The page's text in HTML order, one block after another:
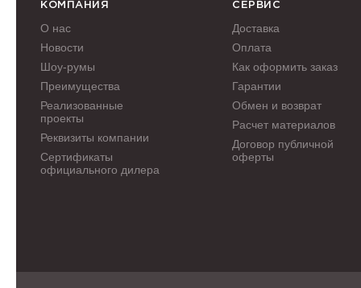
КОМПАНИЯ
О нас
Новости
Шоу-румы
Преимущества
Реализованные
проекты
Реквизиты компании
Сертификаты
официального дилера
СЕРВИС
Доставка
Оплата
Как оформить заказ
Гарантии
Обмен и возврат
Расчет материалов
Договор публичной
оферты